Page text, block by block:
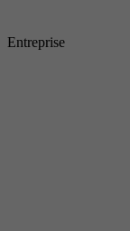
Entreprise